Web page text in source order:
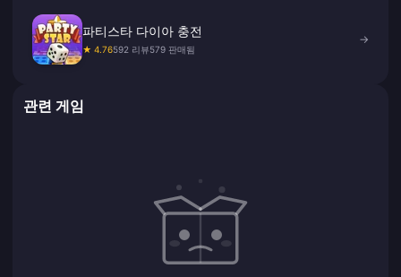
파티스타 다이아 충전
★ 4.76592 리뷰579 판매됨
→
관련 게임